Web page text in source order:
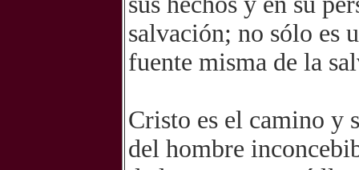
salvación; no sólo es
fuente misma de la
Cristo es el camino y
del hombre